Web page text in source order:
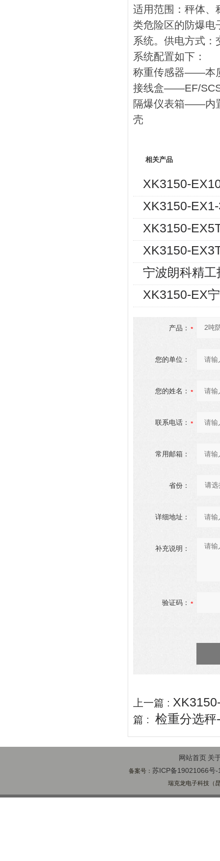
适用范围：秤体、
类危险区的防爆电
系统。供电方式：
系统配置如下：
称重传感器——本
接线盒——EF/
隔爆仪表箱——内
壳
相关产品
XK3150-
XK3150-
XK3150-
XK3150-
宁波朗科精
XK3150-EX
产品：
您的单位：
您的姓名：
联系电话：
常用邮箱：
省份：
详细地址：
补充说明：
验证码：
上一篇 :
篇 : 检重分选
网站首页 关
备案号： 苏ICP备19021066号-
瑞克龙电子科技（